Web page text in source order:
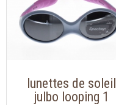
lunettes de soleil
julbo looping 1